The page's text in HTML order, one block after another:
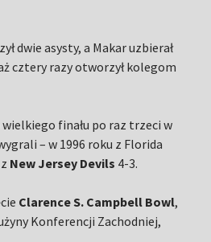
dwie asysty, a Makar uzbierał
cztery razy otworzył kolegom
finału po raz trzeci w
– w 1996 roku z Florida
New Jersey Devils 4-3.
Clarence S. Campbell Bowl,
Konferencji Zachodniej,